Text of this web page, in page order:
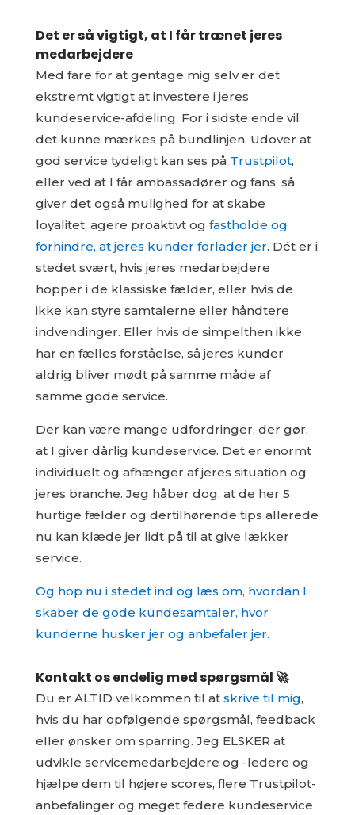
Det er så vigtigt, at I får trænet jeres
medarbejdere
Med fare for at gentage mig selv er det
ekstremt vigtigt at investere i jeres
kundeservice-afdeling. For i sidste ende vil
det kunne mærkes på bundlinjen. Udover at
god service tydeligt kan ses på Trustpilot,
eller ved at I får ambassadører og fans, så
giver det også mulighed for at skabe
loyalitet, agere proaktivt og fastholde og
forhindre, at jeres kunder forlader jer. Dét er i
stedet svært, hvis jeres medarbejdere
hopper i de klassiske fælder, eller hvis de
ikke kan styre samtalerne eller håndtere
indvendinger. Eller hvis de simpelthen ikke
har en fælles forståelse, så jeres kunder
aldrig bliver mødt på samme måde af
samme gode service.
Der kan være mange udfordringer, der gør,
at I giver dårlig kundeservice. Det er enormt
individuelt og afhænger af jeres situation og
jeres branche. Jeg håber dog, at de her 5
hurtige fælder og dertilhørende tips allerede
nu kan klæde jer lidt på til at give lækker
service.
Og hop nu i stedet ind og læs om, hvordan I
skaber de gode kundesamtaler, hvor
kunderne husker jer og anbefaler jer.
Kontakt os endelig med spørgsmål 🚀
Du er ALTID velkommen til at skrive til mig,
hvis du har opfølgende spørgsmål, feedback
eller ønsker om sparring. Jeg ELSKER at
udvikle servicemedarbejdere og -ledere og
hjælpe dem til højere scores, flere Trustpilot-
anbefalinger og meget federe kundeservice